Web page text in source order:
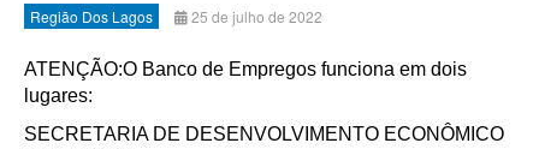
Região Dos Lagos 25 de julho de 2022
ATENÇÃO:O Banco de Empregos funciona em dois
lugares:
SECRETARIA DE DESENVOLVIMENTO ECONÔMICO